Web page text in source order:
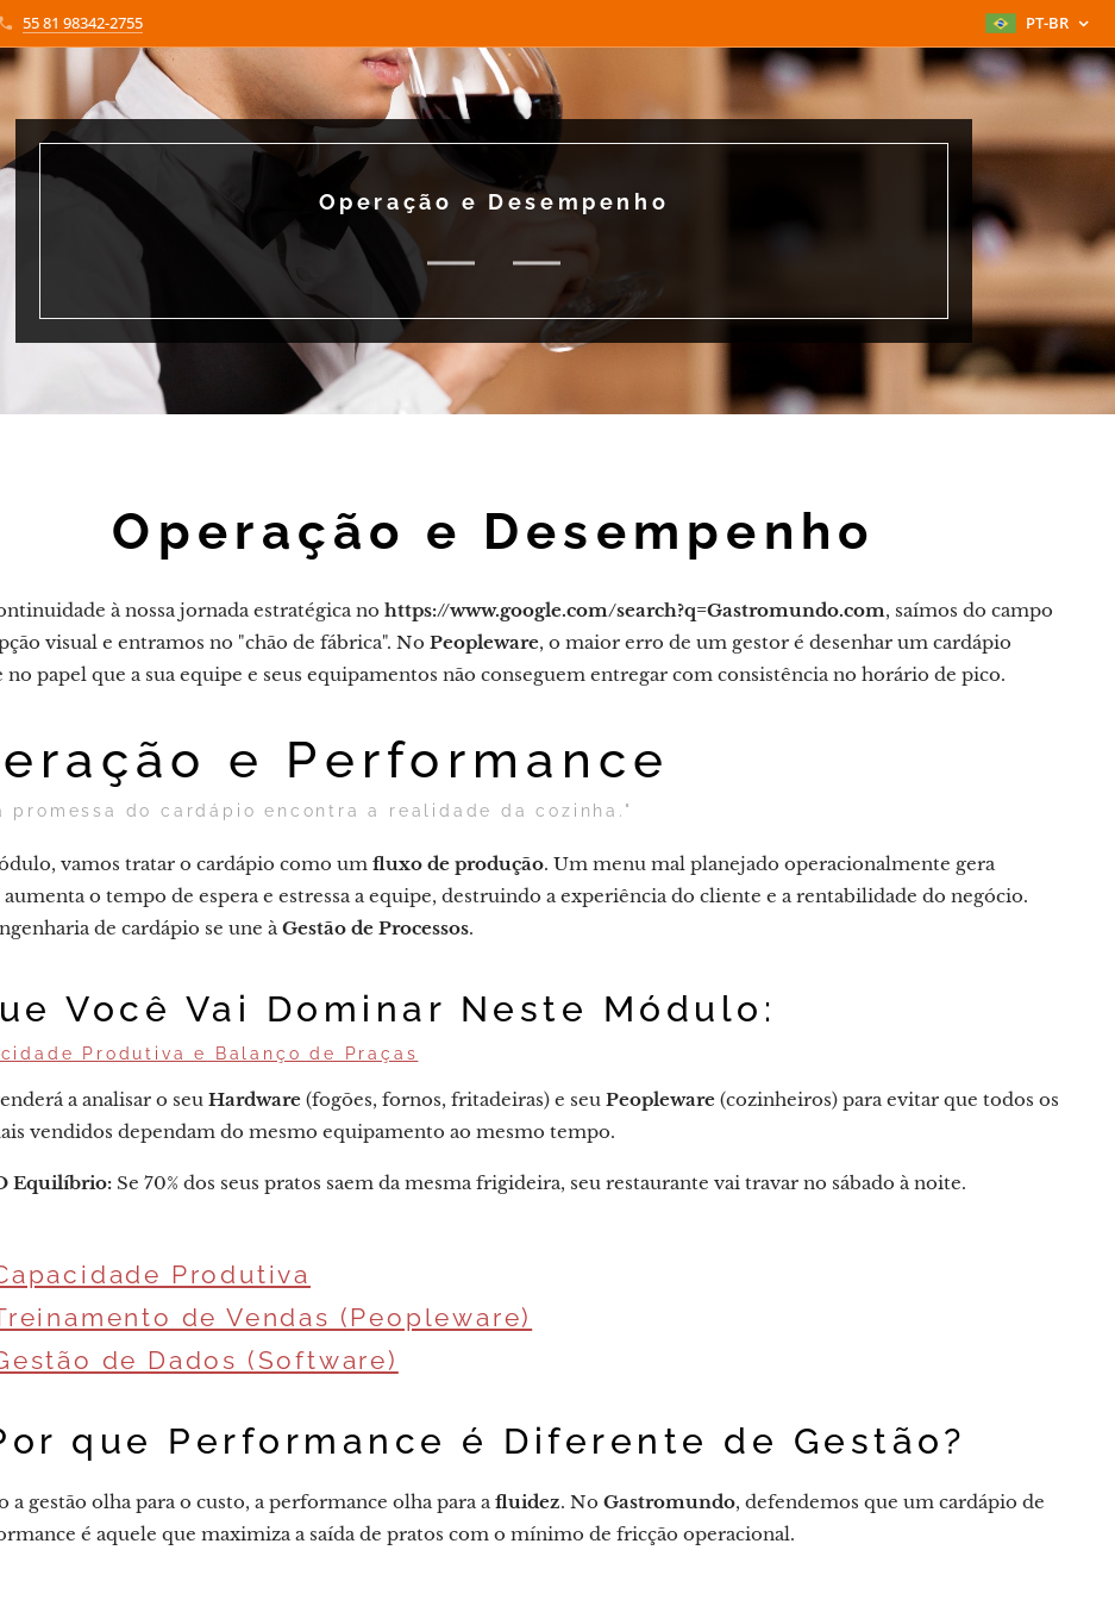
55 81 98342-2755 PT-BR
Operação e Desempenho
Operação e Desempenho
à nossa jornada estratégica no https://www.google.com/search?q=Gastromundo.com, saímos do campo
visual e entramos no "chão de fábrica". No Peopleware, o maior erro de um gestor é desenhar um cardápio
papel que a sua equipe e seus equipamentos não conseguem entregar com consistência no horário de pico.
e Performance
promessa do cardápio encontra a realidade da cozinha."
vamos tratar o cardápio como um fluxo de produção. Um menu mal planejado operacionalmente gera
aumenta o tempo de espera e estressa a equipe, destruindo a experiência do cliente e a rentabilidade do negócio.
de cardápio se une àGestão de Processos.
Você Vai Dominar Neste Módulo:
Produtiva e Balanço de Praças
a analisar o seu Hardware (fogões, fornos, fritadeiras) e seu Peopleware (cozinheiros) para evitar que todos os
vendidos dependam do mesmo equipamento ao mesmo tempo.
Equilíbrio: Se 70% dos seus pratos saem da mesma frigideira, seu restaurante vai travar no sábado à noite.
Produtiva
de Vendas (Peopleware)
de Dados (Software)
que Performance é Diferente de Gestão?
a gestão olha para o custo, a performance olha para afluidez. No Gastromundo, defendemos que um cardápio de
é aquele que maximiza a saída de pratos com o mínimo de fricção operacional.